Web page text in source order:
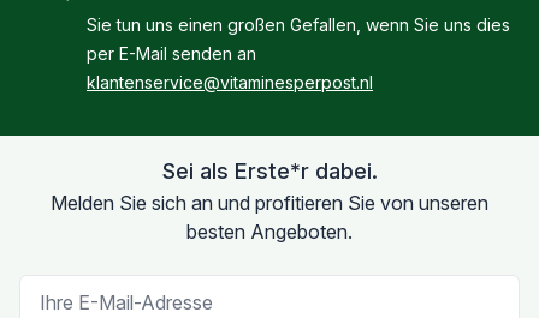
Sie tun uns einen großen Gefallen, wenn Sie uns dies
per E-Mail senden an
klantenservice@vitaminesperpost.nl
Sei als Erste*r dabei.
Melden Sie sich an und profitieren Sie von unseren
besten Angeboten.